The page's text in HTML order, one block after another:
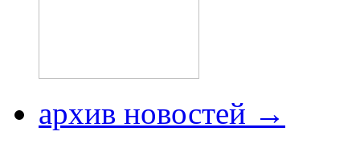
архив новостей →